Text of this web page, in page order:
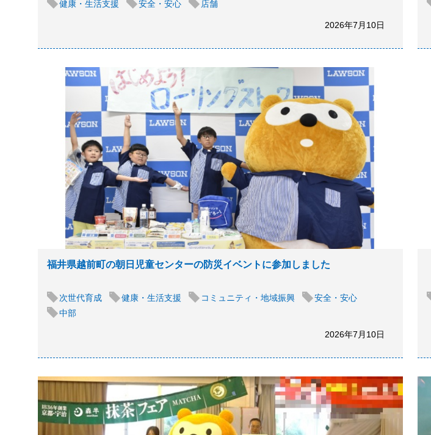
健康・生活支援 安全・安心 店舗
2026年7月10日
福井県越前町の朝日児童センターの防災イベントに参加しました
次世代育成 健康・生活支援 コミュニティ・地域振興
安全・安心
中部
2026年7月10日